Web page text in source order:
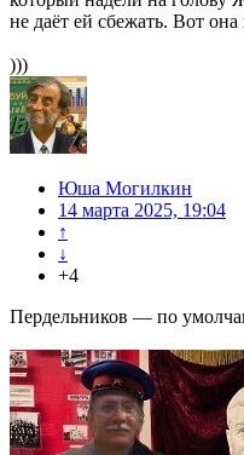
не даёт ей сбежать. Вот она
)))
Юша Могилкин
14 марта 2025, 19:04
↑
↓
+4
Пердельников — по